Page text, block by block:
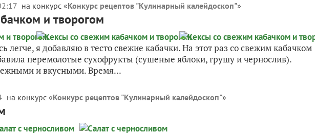
на конкурс «Конкурс рецептов "Кулинарный калейдоскоп"»
и творогом
легче, я добавляю в тесто свежие кабачки. На этот раз со свежим кабачком
перемолотые сухофрукты (сушеные яблоки, грушу и чернослив).
и вкусными. Время...
на конкурс «Конкурс рецептов "Кулинарный калейдоскоп"»